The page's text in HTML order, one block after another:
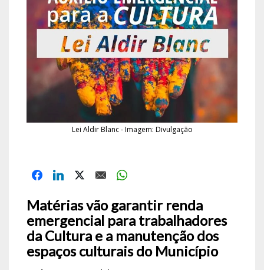
Lei Aldir Blanc - Imagem: Divulgação
Matérias vão garantir renda
emergencial para trabalhadores
da Cultura e a manutenção dos
espaços culturais do Município